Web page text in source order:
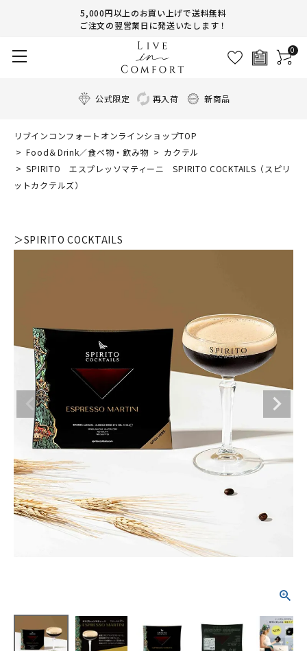
5,000円以上のお買い上げで送料無料
ご注文の翌営業日に発送いたします！
0
公式限定 再入荷 新商品
リブインコンフォートオンラインショップTOP
Food＆Drink／食べ物・飲み物
カクテル
SPIRITO エスプレッソマティーニ SPIRITO COCKTAILS（スピリ
ットカクテルズ）
＞SPIRITO COCKTAILS